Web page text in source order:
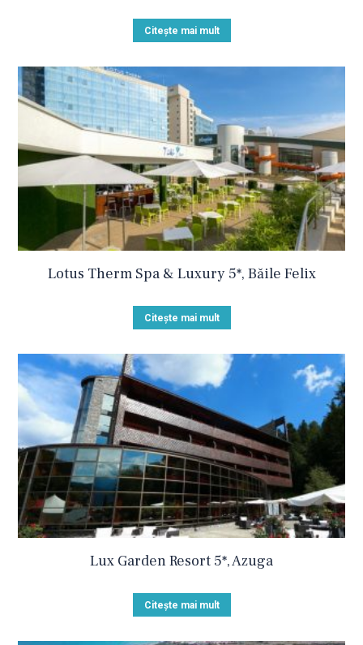
Citește mai mult
Lotus Therm Spa & Luxury 5*, Băile Felix
Citește mai mult
Lux Garden Resort 5*, Azuga
Citește mai mult